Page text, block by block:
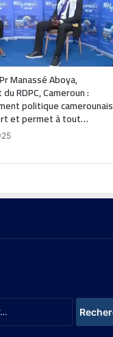
Manassé Aboya,
RDPC, Cameroun :
politique camerounais
et permet à tout…